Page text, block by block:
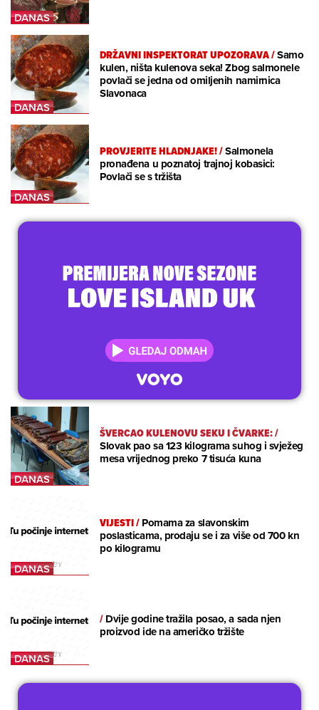
DRŽAVNI INSPEKTORAT UPOZORAVA/Samo
kulen, ništa kulenova seka! Zbog salmonele
povlači se jedna od omiljenih namirnica
Slavonaca
PROVJERITE HLADNJAKE!/Salmonela
pronađena u poznatoj trajnoj kobasici:
Povlači se s tržišta
ŠVERCAO KULENOVU SEKU I ČVARKE:/
Slovak pao sa 123 kilograma suhog i svježeg
mesa vrijednog preko 7 tisuća kuna
VIJESTI/Pomama za slavonskim
poslasticama, prodaju se i za više od 700 kn
po kilogramu
/Dvije godine tražila posao, a sada njen
proizvod ide na američko tržište